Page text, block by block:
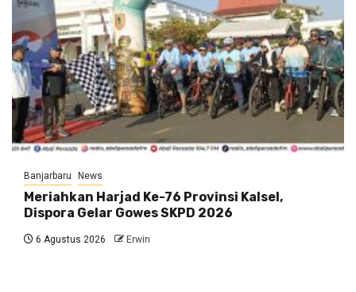
Banjarbaru News
Meriahkan Harjad Ke-76 Provinsi Kalsel,
Dispora Gelar Gowes SKPD 2026
6 Agustus 2026 Erwin